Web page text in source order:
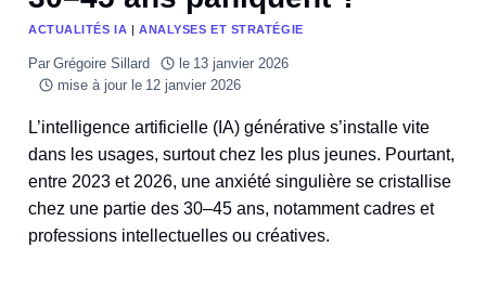
ACTUALITÉS IA | ANALYSES ET STRATÉGIE
Par Grégoire Sillard le 13 janvier 2026
mise à jour le 12 janvier 2026
L’intelligence artificielle (IA) générative s’installe vite
dans les usages, surtout chez les plus jeunes. Pourtant,
entre 2023 et 2026, une anxiété singulière se cristallise
chez une partie des 30–45 ans, notamment cadres et
professions intellectuelles ou créatives.